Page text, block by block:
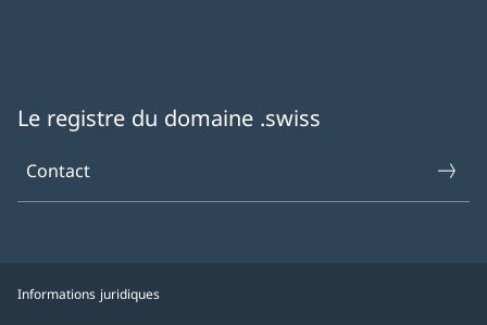
Le registre du domaine .swiss
Contact
Informations juridiques